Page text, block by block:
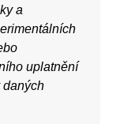
a
uplatnění
daných